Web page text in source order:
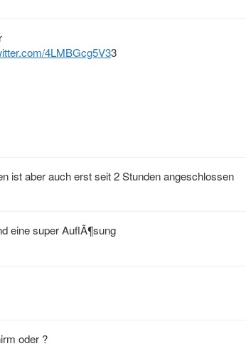
4LMBGcg5V33
ist aber auch erst seit 2 Stunden angeschlossen
eine super AuflÃ¶sung
oder ?